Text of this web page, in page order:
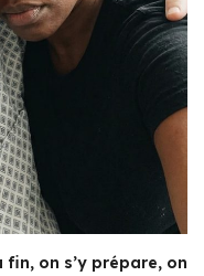
on s’y prépare, on